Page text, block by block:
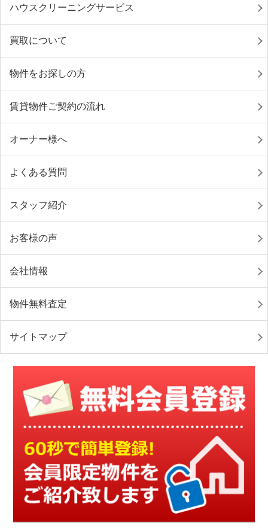
ハウスクリーニングサービス
買取について
物件をお探しの方
賃貸物件ご契約の流れ
オーナー様へ
よくある質問
スタッフ紹介
お客様の声
会社情報
物件無料査定
サイトマップ